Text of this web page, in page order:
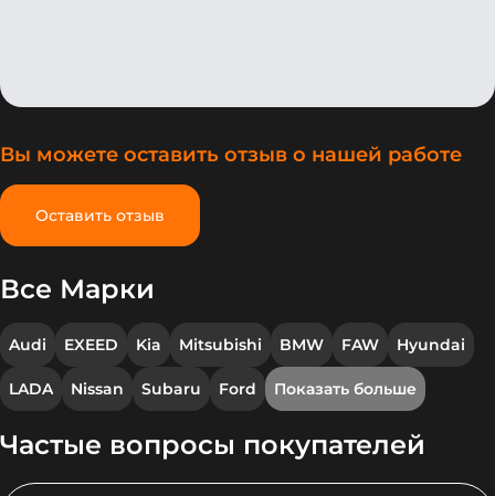
Вы можете оставить отзыв о нашей работе
Оставить отзыв
Все Марки
Audi EXEED Kia Mitsubishi BMW FAW Hyundai
LADA Nissan Subaru Ford Показать больше
Частые вопросы покупателей